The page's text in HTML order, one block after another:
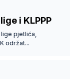
i KLPPP
pjetlića,
održat...